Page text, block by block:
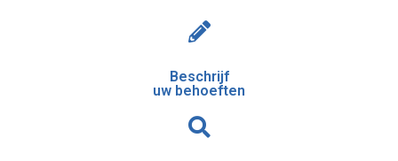
Beschrijf
uw behoeften